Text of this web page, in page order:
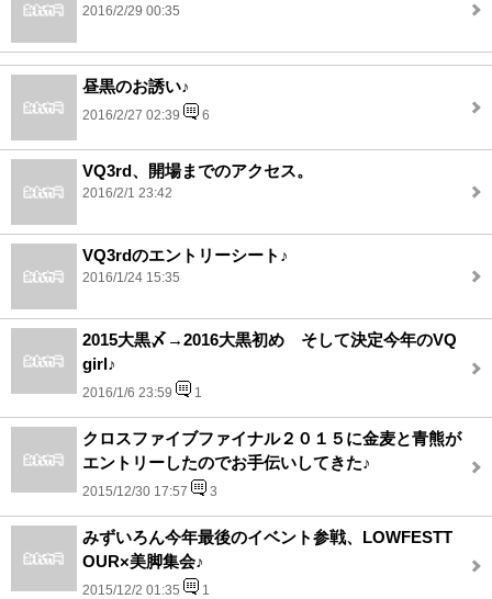
2016/2/29 00:35
昼黒のお誘い♪
2016/2/27 02:39 6
VQ3rd、開場までのアクセス。
2016/2/1 23:42
VQ3rdのエントリーシート♪
2016/1/24 15:35
2015大黒〆→2016大黒初め そして決定今年のVQ
girl♪
2016/1/6 23:59 1
クロスファイブファイナル２０１５に金麦と青熊が
エントリーしたのでお手伝いしてきた♪
2015/12/30 17:57 3
みずいろん今年最後のイベント参戦、LOWFESTT
OUR×美脚集会♪
2015/12/2 01:35 1